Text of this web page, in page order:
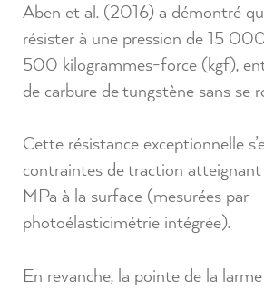
Aben et al. (2016) a démontré
résister à une pression de 15
500 kilogrammes-force (kgf),
de carbure de tungstène sans se
Cette résistance exceptionnelle
contraintes de traction
MPa à la surface (mesurées par
photoélasticimétrie intégrée).
En revanche, la pointe de la